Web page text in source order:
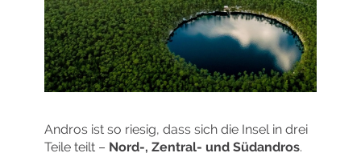
Andros ist so riesig, dass sich die Insel in drei
Teile teilt – Nord-, Zentral- und Südandros.